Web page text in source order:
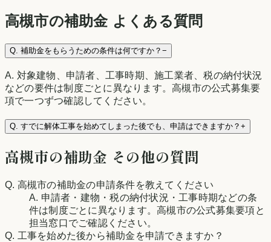
高槻市の補助金 よくある質問
Q. 補助金をもらうための条件は何ですか？ −
A. 対象建物、申請者、工事時期、施工業者、税の納付状況
などの要件は制度ごとに異なります。高槻市の公式募集要
項で一つずつ確認してください。
Q. すでに解体工事を始めてしまった後でも、申請はできますか？ +
高槻市の補助金 その他の質問
Q. 高槻市の補助金の申請条件を教えてください
A. 申請者・建物・税の納付状況・工事時期などの条
件は制度ごとに異なります。高槻市の公式募集要項と
担当窓口でご確認ください。
Q. 工事を始めた後から補助金を申請できますか？